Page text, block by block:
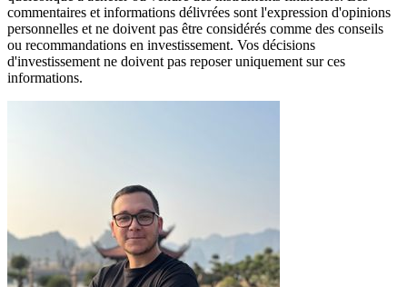
commentaires et informations délivrées sont l'expression d'opinions
personnelles et ne doivent pas être considérés comme des conseils
ou recommandations en investissement. Vos décisions
d'investissement ne doivent pas reposer uniquement sur ces
informations.